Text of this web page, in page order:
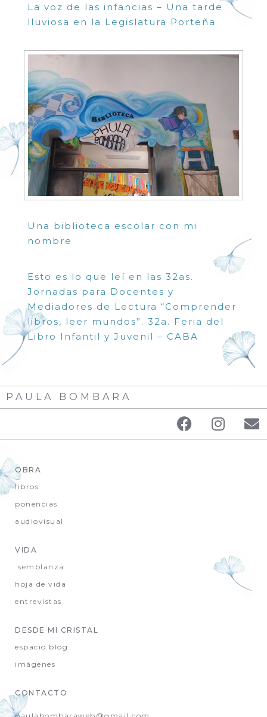
La voz de las infancias – Una tarde
lluviosa en la Legislatura Porteña
Una biblioteca escolar con mi
nombre
Esto es lo que leí en las 32as.
Jornadas para Docentes y
Mediadores de Lectura “Comprender
libros, leer mundos”. 32a. Feria del
Libro Infantil y Juvenil – CABA
PAULA BOMBARA
OBRA
libros
ponencias
audiovisual
VIDA
semblanza
hoja de vida
entrevistas
DESDE MI CRISTAL
espacio blog
imágenes
CONTACTO